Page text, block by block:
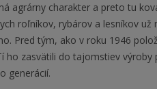
agrárny charakter a preto tu
roľníkov, rybárov a lesníkov už
Pred tým, ako v roku 1946
zasvätili do tajomstiev výroby
generácií.